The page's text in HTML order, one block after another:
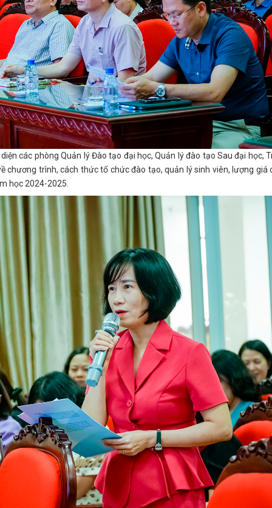
các phòng Quản lý Đào tạo đại học, Quản lý đào tạo Sau đại học,
chương trình, cách thức tổ chức đào tạo, quản lý sinh viên, lượng giá
học 2024-2025.